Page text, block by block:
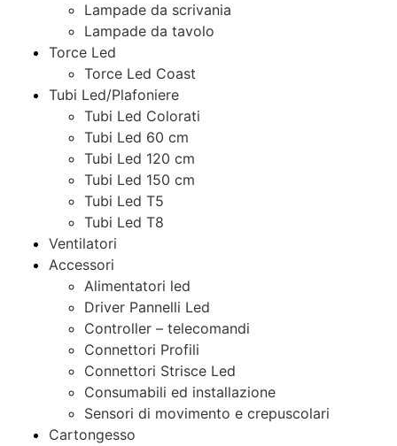
Lampade da scrivania
Lampade da tavolo
Torce Led
Torce Led Coast
Tubi Led/Plafoniere
Tubi Led Colorati
Tubi Led 60 cm
Tubi Led 120 cm
Tubi Led 150 cm
Tubi Led T5
Tubi Led T8
Ventilatori
Accessori
Alimentatori led
Driver Pannelli Led
Controller – telecomandi
Connettori Profili
Connettori Strisce Led
Consumabili ed installazione
Sensori di movimento e crepuscolari
Cartongesso